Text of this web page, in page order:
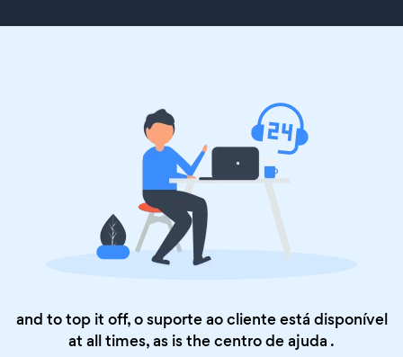
and to top it off, o suporte ao cliente está disponível
at all times, as is thecentro de ajuda .